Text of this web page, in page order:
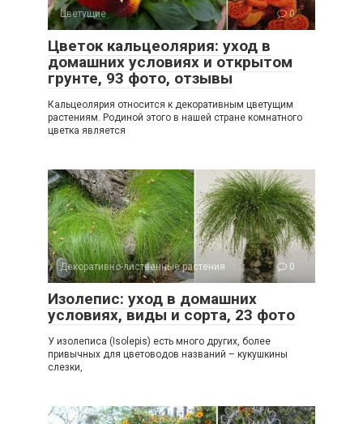
Цветущие 0
Цветок кальцеолярия: уход в
домашних условиях и открытом
грунте, 93 фото, отзывы
Кальцеолярия относится к декоративным цветущим
растениям. Родиной этого в нашей стране комнатного
цветка является
Декоративно-лиственные растения 0
Изолепис: уход в домашних
условиях, виды и сорта, 23 фото
У изолеписа (Isolepis) есть много других, более
привычных для цветоводов названий – кукушкины
слезки,